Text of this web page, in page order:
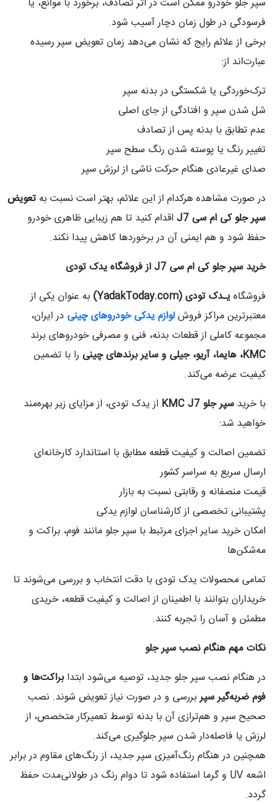
فرسودگی در طول زمان دچار آسیب شود.
برخی از علائم رایج که نشان می‌دهد زمان تعویض سپر رسیده
عبارت‌اند از:
ترک‌خوردگی یا شکستگی در بدنه سپر
شل شدن سپر و افتادگی از جای اصلی
عدم تطابق با بدنه پس از تصادف
تغییر رنگ یا پوسته شدن رنگ سطح سپر
صدای غیرعادی هنگام حرکت ناشی از لرزش سپر
در صورت مشاهده هرکدام از این علائم، بهتر است نسبت به تعویض
سپر جلو کی ام سی
اقدام کنید تا هم زیبایی ظاهری خودرو
حفظ شود و هم ایمنی آن در برخوردها کاهش پیدا نکند.
خرید سپر جلو کی ام سی
از فروشگاه یدک تودی
فروشگاهیـدک تودی(YadakToday.com)
به عنوان یکی از
معتبرترین مراکز فروشلوازم یدکی خودروهای چینی در ایران،
مجموعه کاملی از قطعات بدنه، فنی و مصرفی خودروهای برند
KMC، هایما، آریو، جیلی و سایر برندهای چینی را با تضمین
کیفیت عرضه می‌کند.
با خرید سپر جلو
از یدک تودی، از مزایای زیر بهره‌مند
خواهید شد:
تضمین اصالت و کیفیت قطعه مطابق با استاندارد کارخانه‌ای
ارسال سریع به سراسر کشور
قیمت منصفانه و رقابتی نسبت به بازار
پشتیبانی تخصصی از کارشناسان لوازم یدکی
امکان خرید سایر اجزای مرتبط با سپر جلو مانند فوم، براکت و
مه‌شکن‌ها
تمامی محصولات یدک تودی با دقت انتخاب و بررسی می‌شوند تا
خریداران بتوانند با اطمینان از اصالت و کیفیت قطعه، خریدی
مطمئن و آسان را تجربه کنند.
نکات مهم هنگام نصب سپر جلو
در هنگام نصب سپر جلو جدید، توصیه می‌شود ابتدا براکت‌ها و
فوم ضربه‌گیر سپربررسی و در صورت نیاز تعویض شوند. نصب
صحیح سپر و هم‌ترازی آن با بدنه توسط تعمیرکار متخصص، از
لرزش یا فاصله‌دار شدن سپر جلوگیری می‌کند.
همچنین در هنگام رنگ‌آمیزی سپر جدید، از رنگ‌های مقاوم در برابر
اشعه UV و گرما استفاده شود تا دوام رنگ در طولانی‌مدت حفظ
گردد.